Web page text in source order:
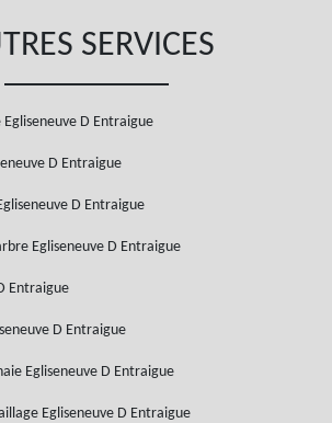
SERVICES
D Entraigue
D Entraigue
D Entraigue
Egliseneuve D Entraigue
Entraigue
D Entraigue
Egliseneuve D Entraigue
Egliseneuve D Entraigue